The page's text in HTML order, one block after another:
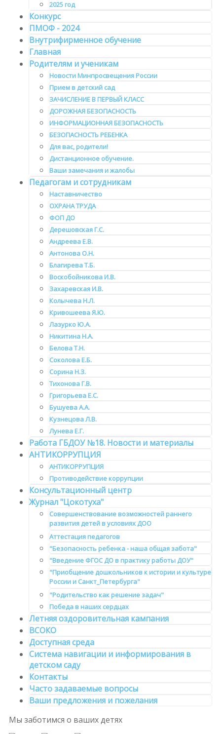
2025 год
Конкурс
ПМОФ - 2024
Внутрифирменное обучение
Главная
Родителям и ученикам
Новости Минпросвещения России
Прием в детский сад
ЗАЧИСЛЕНИЕ В ПЕРВЫЙ КЛАСС
ДОРОЖНАЯ БЕЗОПАСНОСТЬ
ИНФОРМАЦИОННАЯ БЕЗОПАСНОСТЬ
БЕЗОПАСНОСТЬ РЕБЕНКА
Для вас, родители!
Дистанционное обучение.
Ваши замечания и жалобы
Педагогам и сотрудникам
Наставничество
ОХРАНА ТРУДА
ФОП ДО
Дерешовская Г.С.
Андреева Е.В.
Антонова О.Н.
Благирева Т.Б.
Воскобойникова И.В.
Захаревская И.В.
Колычева Н.Л.
Кривошеева Я.Ю.
Лазурко Ю.А.
Никитина Н.А.
Белова Т.Н.
Соколова Е.Б.
Сорина Н.З.
Тихонова Г.В.
Григорьева Е.С.
Бушуева А.А.
Кузнецова Л.В.
Лунева Е.Г.
Работа ГБДОУ №18. Новости и материалы
АНТИКОРРУПЦИЯ
АНТИКОРРУПЦИЯ
Противодействие коррупции
Консультационный центр
Журнал "Цокотуха"
Совершенствование возможностей раннего
развития детей в условиях ДОО
Аттестация педагогов
"Безопасность ребенка - наша общая забота"
"Введение ФГОС ДО в практику работы ДОУ"
"Приобщение дошкольников к истории и культуре
России и Санкт_Петербурга"
"Родительство как решение задач"
Победа в наших сердцах
Летняя оздоровительная кампания
ВСОКО
Доступная среда
Система навигации и информирования в
детском саду
Контакты
Часто задаваемые вопросы
Ваши предложения и пожелания
Мы заботимся о ваших детях